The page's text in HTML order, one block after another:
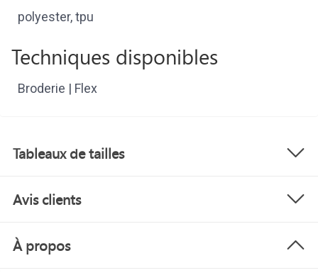
polyester, tpu
Techniques disponibles
Broderie | Flex
Tableaux de tailles
Avis clients
À propos